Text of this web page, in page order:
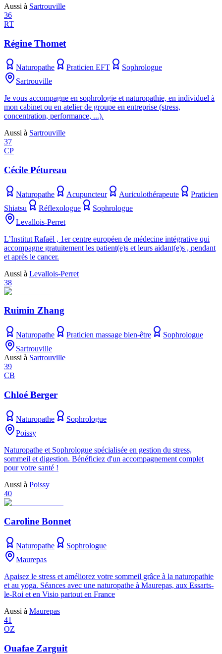
Aussi à Sartrouville
36
RT
Régine Thomet
Naturopathe Praticien EFT
Sophrologue
Sartrouville
Je vous accompagne en sophrologie et naturopathie, en individuel à
mon cabinet ou en atelier de groupe en entreprise (stress,
concentration, performance, ...).
Aussi à Sartrouville
37
CP
Cécile Pétureau
Naturopathe Acupuncteur Auriculothérapeute
Praticien
Shiatsu
Réflexologue
Sophrologue
Levallois-Perret
L’Institut Rafaël , 1er centre européen de médecine intégrative qui
accompagne gratuitement les patient(e)s et leurs aidant(e)s , pendant
et après le cancer.
Aussi à Levallois-Perret
38
Ruimin Zhang
Naturopathe Praticien massage bien-être
Sophrologue
Sartrouville
Aussi à Sartrouville
39
CB
Chloé Berger
Naturopathe
Sophrologue
Poissy
Naturopathe et Sophrologue spécialisée en gestion du stress,
sommeil et digestion. Bénéficiez d'un accompagnement complet
pour votre santé !
Aussi à Poissy
40
Caroline Bonnet
Naturopathe
Sophrologue
Maurepas
Apaisez le stress et améliorez votre sommeil grâce à la naturopathie
et au yoga. Séances avec une naturopathe à Maurepas, aux Essarts-
le-Roi et en Visio partout en France
Aussi à Maurepas
41
OZ
Ouafae Zarguit